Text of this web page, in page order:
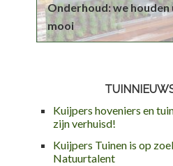
Onderhoud: we houden
mooi
Kuijpers hoveniers en
zijn verhuisd!
Kuijpers Tuinen is op
Natuurtalent